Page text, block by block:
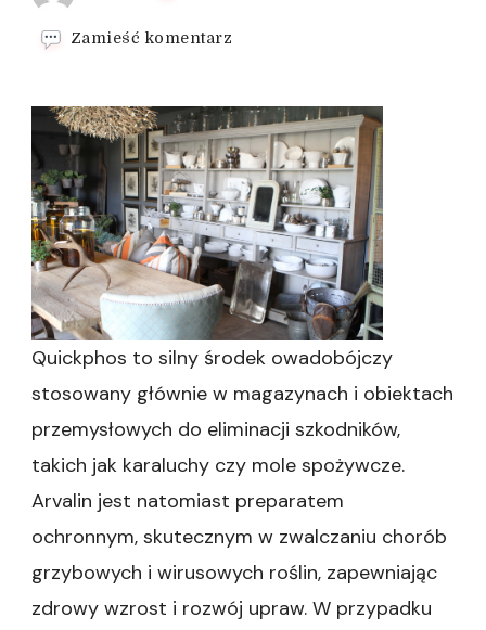
Zamieść komentarz
Ochrona
Roślin
przed
Chorobami
Grzybowymi
i
Wirusowymi
Quickphos to silny środek owadobójczy
stosowany głównie w magazynach i obiektach
przemysłowych do eliminacji szkodników,
takich jak karaluchy czy mole spożywcze.
Arvalin jest natomiast preparatem
ochronnym, skutecznym w zwalczaniu chorób
grzybowych i wirusowych roślin, zapewniając
zdrowy wzrost i rozwój upraw. W przypadku